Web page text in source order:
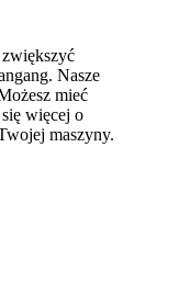
Nasze
mieć
więcej o
maszyny.